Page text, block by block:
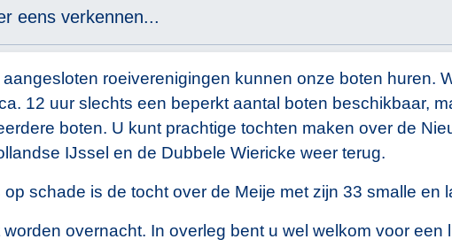
eens verkennen...
roeiverenigingen kunnen onze boten huren.
12 uur slechts een beperkt aantal boten beschikbaar,
boten. U kunt prachtige tochten maken over de
IJssel en de Dubbele Wiericke weer terug.
schade is de tocht over de Meije met zijn 33 smalle en
overnacht. In overleg bent u wel welkom voor